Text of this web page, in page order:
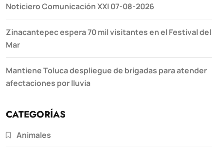
Noticiero Comunicación XXI 07-08-2026
Zinacantepec espera 70 mil visitantes en el Festival del
Mar
Mantiene Toluca despliegue de brigadas para atender
afectaciones por lluvia
CATEGORÍAS
Animales